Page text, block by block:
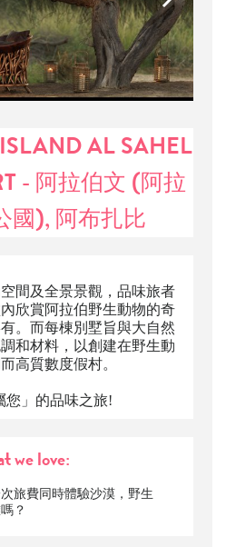
AL SAHEL
- 阿拉伯文 (阿拉
國), 阿布扎比
間及全景景觀，品味旅者
欣賞阿拉伯野生動物的奇
。而每棟別墅旨與大自然
和材料，以創建在野生動
高質數度假村。
您」的品味之旅!
we love:
旅費同時體驗沙漠，野生
？